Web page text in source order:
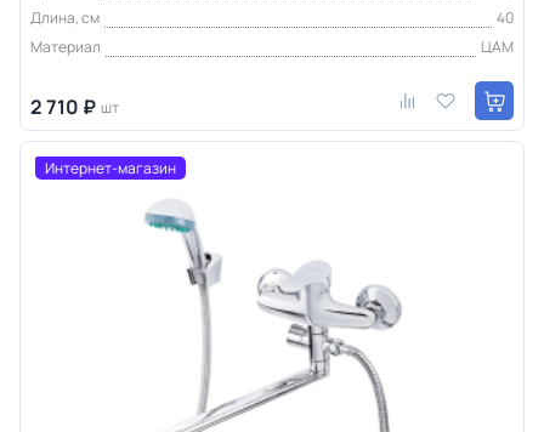
Длина, см
40
Материал
ЦАМ
2 710 ₽ шт
Интернет-магазин